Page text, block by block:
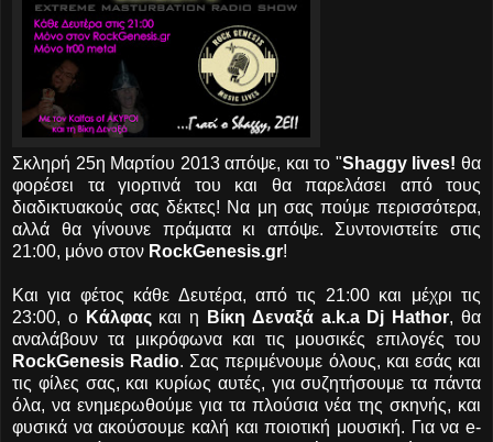
Σκληρή 25η Μαρτίου 2013 απόψε, και το "Shaggy lives! θα
φορέσει τα γιορτινά του και θα παρελάσει από τους
διαδικτυακούς σας δέκτες! Να μη σας πούμε περισσότερα,
αλλά θα γίνουνε πράματα κι απόψε. Συντονιστείτε στις
21:00, μόνο στον RockGenesis.gr!
Και για φέτος κάθε Δευτέρα, από τις 21:00 και μέχρι τις
23:00, ο Κάλφαςκαι η Βίκη Δεναξά a.k.a Dj Hathor, θα
αναλάβουν τα μικρόφωνα και τις μουσικές επιλογές του
RockGenesis Radio. Σας περιμένουμε όλους, και εσάς και
τις φίλες σας, και κυρίως αυτές, για συζητήσουμε τα πάντα
όλα, να ενημερωθούμε για τα πλούσια νέα της σκηνής, και
φυσικά να ακούσουμε καλή και ποιοτική μουσική. Για να e-